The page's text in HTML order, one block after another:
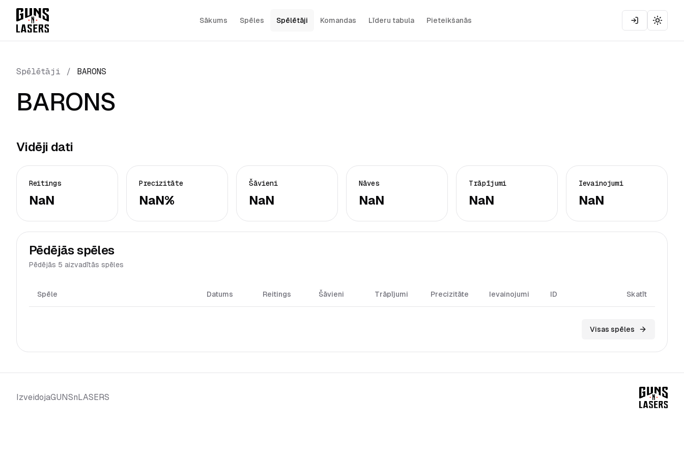
Sākums Spēles Spēlētāji Komandas Līderu tabula Pieteikšanās
Toggle
Spēlētāji / BARONS
BARONS
Vidēji dati
Reitings
NaN
Precizitāte
NaN%
Šāvieni
NaN
Nāves
NaN
Trāpījumi
NaN
Ievainojumi
NaN
Pēdējās spēles
Pēdējās 5 aizvadītās spēles
Spēle Datums Reitings Šāvieni Trāpījumi Precizitāte Ievainojumi ID Skatīt
Visas spēles
IzveidojaGUNSnLASERS